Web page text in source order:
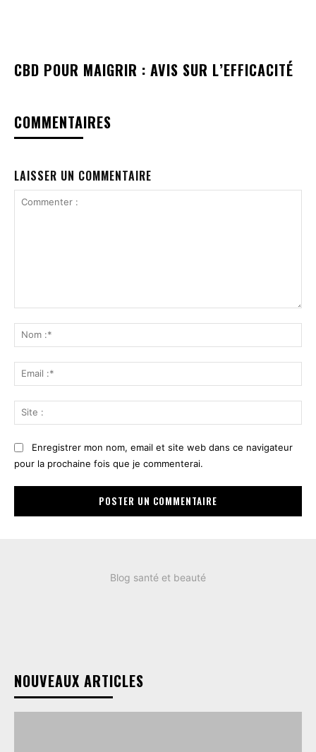
CBD POUR MAIGRIR : AVIS SUR L’EFFICACITÉ
COMMENTAIRES
LAISSER UN COMMENTAIRE
:*
:*
:
Enregistrer mon nom, email et site web dans ce navigateur
pour la prochaine fois que je commenterai.
Blog santé et beauté
NOUVEAUX ARTICLES